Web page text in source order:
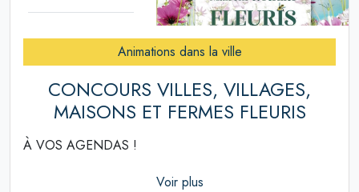
Animations dans la ville
CONCOURS VILLES, VILLAGES,
MAISONS ET FERMES FLEURIS
À VOS AGENDAS !
Voir plus